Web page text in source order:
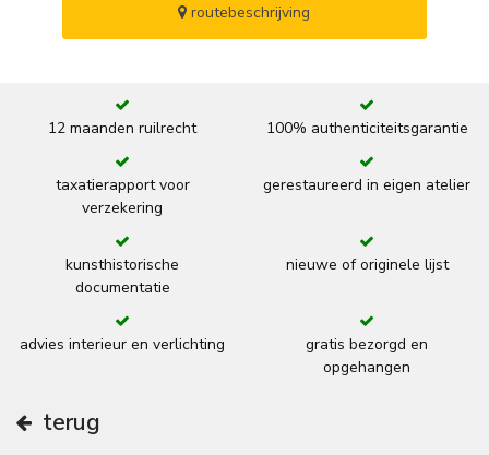
routebeschrijving
12 maanden ruilrecht 100% authenticiteitsgarantie
taxatierapport voor
verzekering
gerestaureerd in eigen atelier
kunsthistorische
documentatie
nieuwe of originele lijst
advies interieur en verlichting
gratis bezorgd en
opgehangen
terug